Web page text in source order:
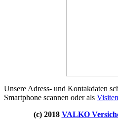
Unsere Adress- und Kontakdaten
Smartphone scannen oder als
(c) 2018 VALKO